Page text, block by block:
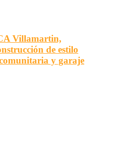
Villamartin,
de estilo
y garaje